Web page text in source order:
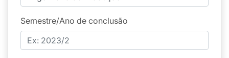
Semestre/Ano de conclusão